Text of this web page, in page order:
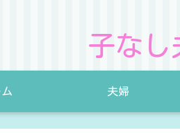
子なし
夫婦